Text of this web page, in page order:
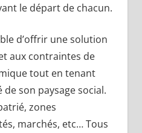
le départ de chacun.
d’offrir une solution
aux contraintes de
tout en tenant
son paysage social.
zones
marchés, etc… Tous